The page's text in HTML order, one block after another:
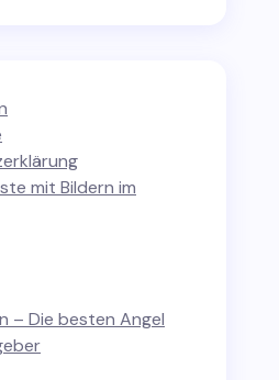
mit Bildern im
– Die besten Angel